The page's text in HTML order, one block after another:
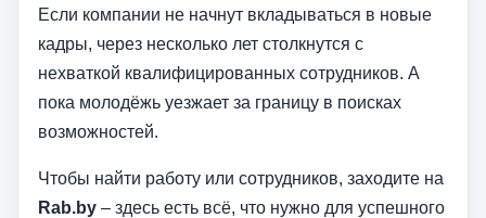
Если компании не начнут вкладываться в новые
кадры, через несколько лет столкнутся с
нехваткой квалифицированных сотрудников. А
пока молодёжь уезжает за границу в поисках
возможностей.
Чтобы найти работу или сотрудников, заходите на
Rab.by – здесь есть всё, что нужно для успешного